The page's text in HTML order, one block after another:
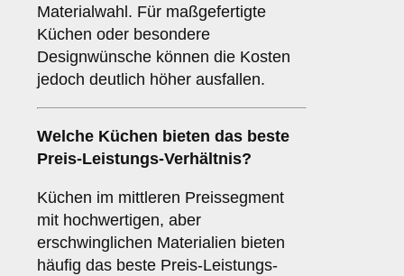
Materialwahl. Für maßgefertigte
Küchen oder besondere
Designwünsche können die Kosten
jedoch deutlich höher ausfallen.
Welche Küchen bieten das beste
Preis-Leistungs-Verhältnis?
Küchen im mittleren Preissegment
mit hochwertigen, aber
erschwinglichen Materialien bieten
häufig das beste Preis-Leistungs-